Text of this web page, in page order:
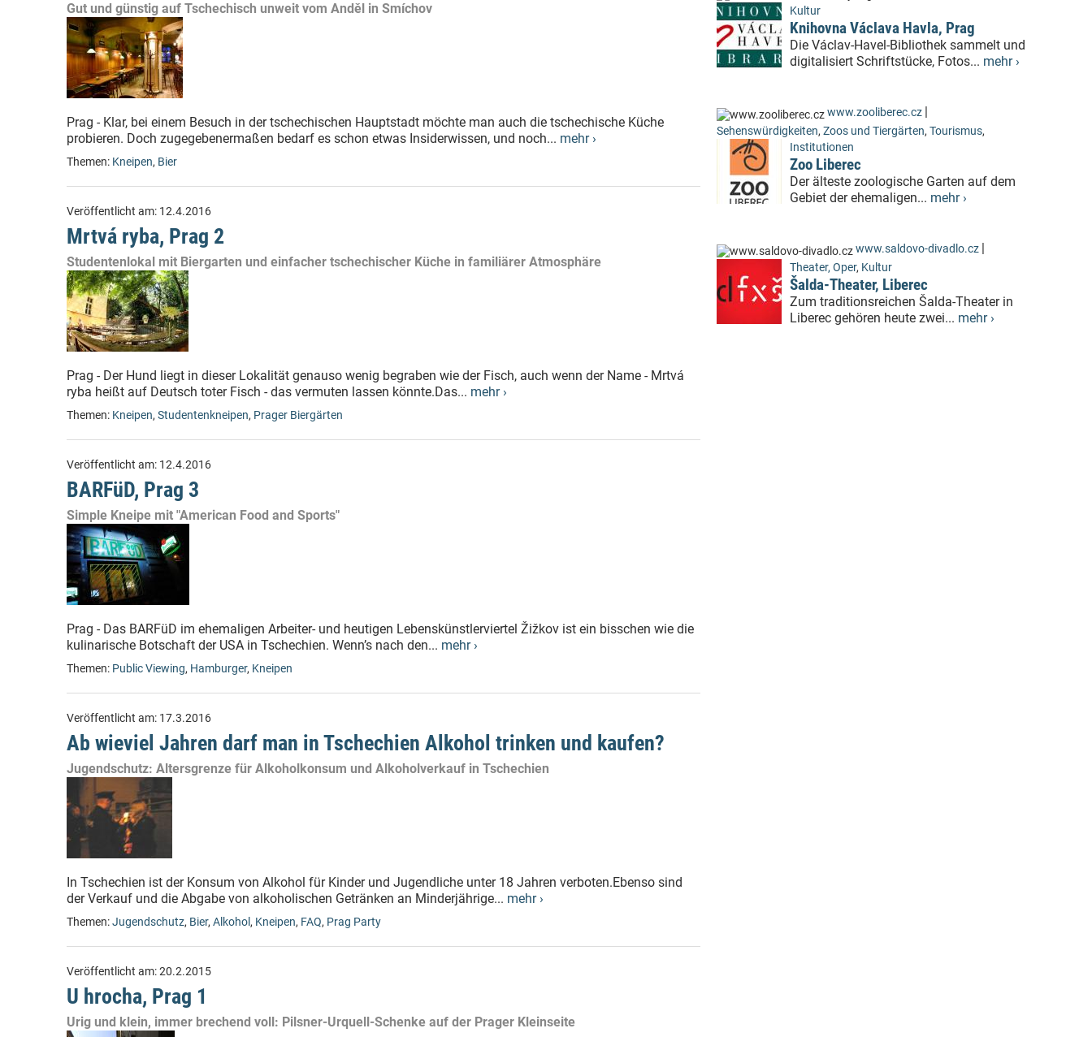
Gut und günstig auf Tschechisch unweit vom Anděl in Smíchov
Prag - Klar, bei einem Besuch in der tschechischen Hauptstadt möchte man auch die tschechische Küche
probieren. Doch zugegebenermaßen bedarf es schon etwas Insiderwissen, und noch... mehr ›
Themen: Kneipen, Bier
Veröffentlicht am: 12.4.2016
Mrtvá ryba, Prag 2
Studentenlokal mit Biergarten und einfacher tschechischer Küche in familiärer Atmosphäre
Prag - Der Hund liegt in dieser Lokalität genauso wenig begraben wie der Fisch, auch wenn der Name - Mrtvá
ryba heißt auf Deutsch toter Fisch - das vermuten lassen könnte.Das... mehr ›
Themen: Kneipen, Studentenkneipen, Prager Biergärten
Veröffentlicht am: 12.4.2016
BARFüD, Prag 3
Simple Kneipe mit "American Food and Sports"
Prag - Das BARFüD im ehemaligen Arbeiter- und heutigen Lebenskünstlerviertel Žižkov ist ein bisschen wie die
kulinarische Botschaft der USA in Tschechien. Wenn’s nach den... mehr ›
Themen: Public Viewing, Hamburger, Kneipen
Veröffentlicht am: 17.3.2016
Ab wieviel Jahren darf man in Tschechien Alkohol trinken und kaufen?
Jugendschutz: Altersgrenze für Alkoholkonsum und Alkoholverkauf in Tschechien
In Tschechien ist der Konsum von Alkohol für Kinder und Jugendliche unter 18 Jahren verboten.Ebenso sind
der Verkauf und die Abgabe von alkoholischen Getränken an Minderjährige... mehr ›
Themen:Jugendschutz, Bier, Alkohol, Kneipen, FAQ, Prag Party
Veröffentlicht am:20.2.2015
U hrocha, Prag 1
Urig und klein, immer brechend voll: Pilsner-Urquell-Schenke auf der Prager Kleinseite
Kultur
Knihovna Václava Havla, Prag
Die Václav-Havel-Bibliothek sammelt und
digitalisiert Schriftstücke, Fotos... mehr ›
www.zooliberec.cz |
Sehenswürdigkeiten, Zoos und Tiergärten, Tourismus,
Institutionen
Zoo Liberec
Der älteste zoologische Garten auf dem
Gebiet der ehemaligen... mehr ›
www.saldovo-divadlo.cz |
Theater, Oper, Kultur
Šalda-Theater, Liberec
Zum traditionsreichen Šalda-Theater in
Liberec gehören heute zwei... mehr ›